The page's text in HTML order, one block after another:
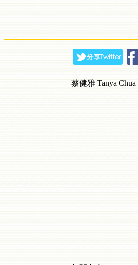
蔡健雅 Tanya